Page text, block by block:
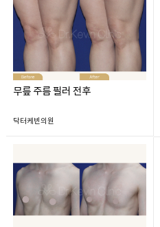
무릎 주름 필러 전후
닥터케빈의원